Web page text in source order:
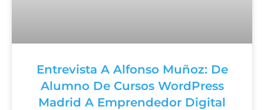
Entrevista A Alfonso Muñoz: De
Alumno De Cursos WordPress
Madrid A Emprendedor Digital